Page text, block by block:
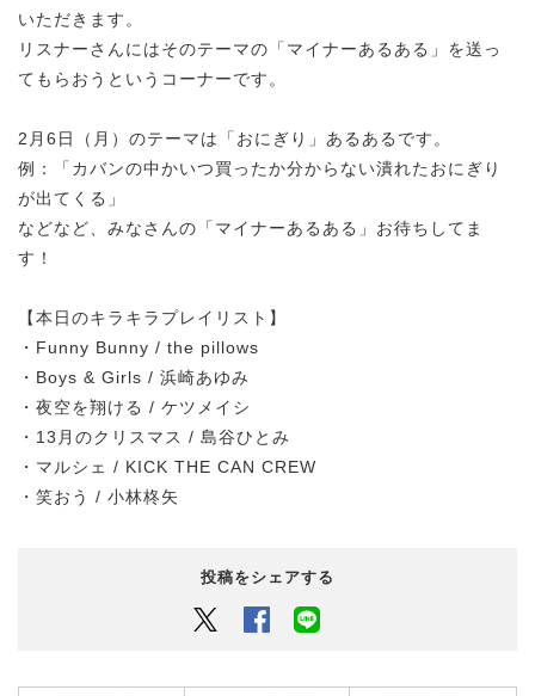
いただきます。
リスナーさんにはそのテーマの「マイナーあるある」を送っ
てもらおうというコーナーです。
2月6日（月）のテーマは「おにぎり」あるあるです。
例：「カバンの中かいつ買ったか分からない潰れたおにぎり
が出てくる」
などなど、みなさんの「マイナーあるある」お待ちしてま
す！
【本日のキラキラプレイリスト】
・Funny Bunny / the pillows
・Boys & Girls / 浜崎あゆみ
・夜空を翔ける / ケツメイシ
・13月のクリスマス / 島谷ひとみ
・マルシェ / KICK THE CAN CREW
・笑おう / 小林柊矢
投稿をシェアする
Twitter Facebook